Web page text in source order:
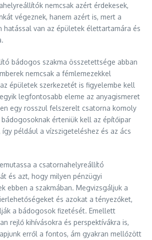
nemcsak azért érdekesek,
végeznek, hanem azért is, mert a
hatással van az épületek élettartamára és
bádogos szakma összetettsége abban
nemcsak a fémlemezekkel
épületek szerkezetét is figyelembe kell
legfontosabb eleme az anyagismeret
egy rosszul felszerelt csatorna komoly
érteniük kell az építőipar
például a vízszigeteléshez és az ács
a csatornahelyreállító
és azt, hogy milyen pénzügyi
ebben a szakmában. Megvizsgáljuk a
és azokat a tényezőket,
a bádogosok fizetését. Emellett
rejlő kihívásokra és perspektívákra is,
erről a fontos, ám gyakran mellőzött